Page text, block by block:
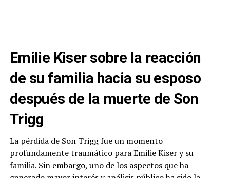
Emilie Kiser sobre la reacción
de su familia hacia su esposo
después de la muerte de Son
Trigg
La pérdida de Son Trigg fue un momento
profundamente traumático para Emilie Kiser y su
familia. Sin embargo, uno de los aspectos que ha